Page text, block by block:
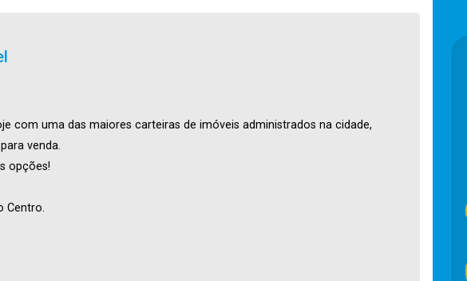
com uma das maiores carteiras de imóveis administrados na cidade,
venda.
opções!
Centro.